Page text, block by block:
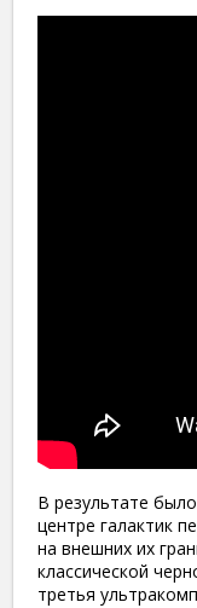
В результате
центре галактик
на внешних их
классической
третья